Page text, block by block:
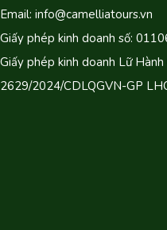
Email: info@camelliatours.vn
Giấy phép kinh doanh số:
Giấy phép kinh doanh Lữ
2629/2024/CDLQGVN-GP